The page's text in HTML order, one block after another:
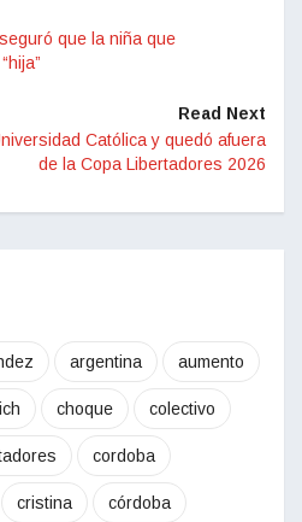
que la niña que
Read Next
Católica y quedó afuera
de la Copa Libertadores 2026
argentina aumento
choque colectivo
cordoba
cristina córdoba